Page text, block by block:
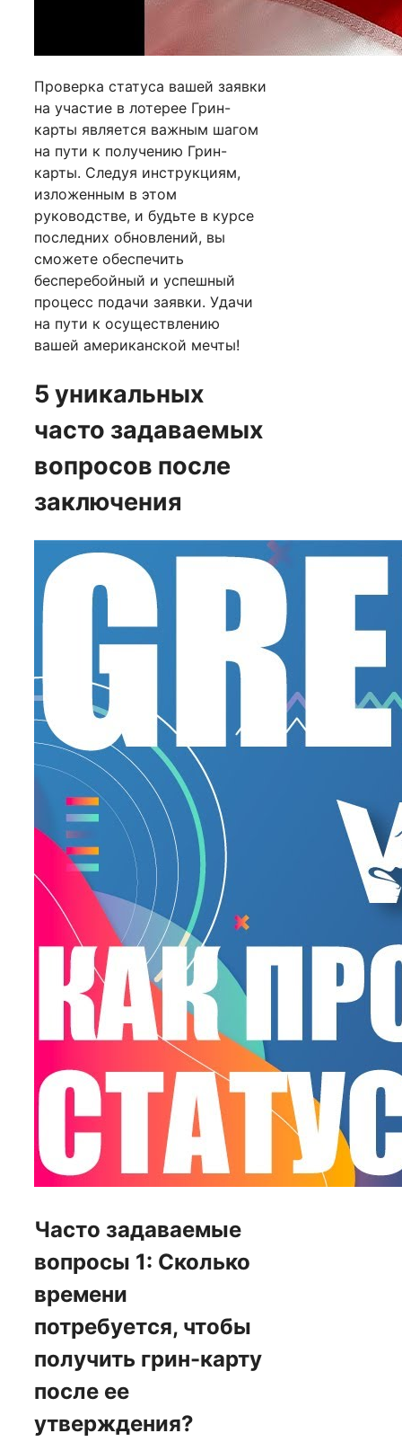
Проверка статуса вашей заявки
на участие в лотерее Грин-
карты является важным шагом
на пути к получению Грин-
карты. Следуя инструкциям,
изложенным в этом
руководстве, и будьте в курсе
последних обновлений, вы
сможете обеспечить
бесперебойный и успешный
процесс подачи заявки. Удачи
на пути к осуществлению
вашей американской мечты!
5 уникальных
часто задаваемых
вопросов после
заключения
Часто задаваемые
вопросы 1: Сколько
времени
потребуется, чтобы
получить грин-карту
после ее
утверждения?